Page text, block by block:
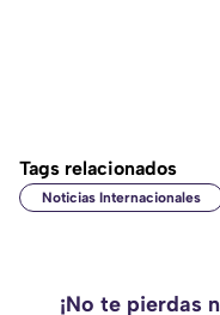
Tags relacionados
Noticias Internacionales
¡No te pierdas